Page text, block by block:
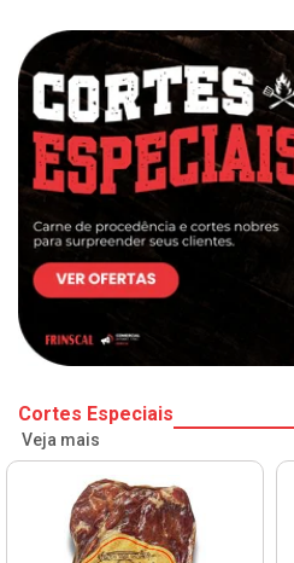
Cortes Especiais
Veja mais